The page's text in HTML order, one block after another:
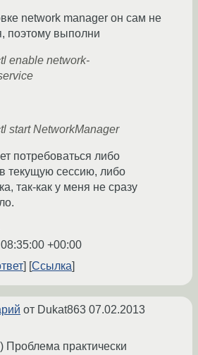
network manager он сам не
поэтому выполни
enable network-
start NetworkManager
потребоваться либо
текущую сессию, либо
так-как у меня не сразу
+00:00
Ссылка
от Dukat863 07.02.2013
Проблема практически